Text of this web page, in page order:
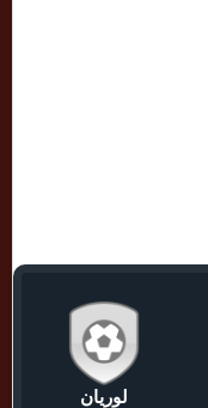
لوريان